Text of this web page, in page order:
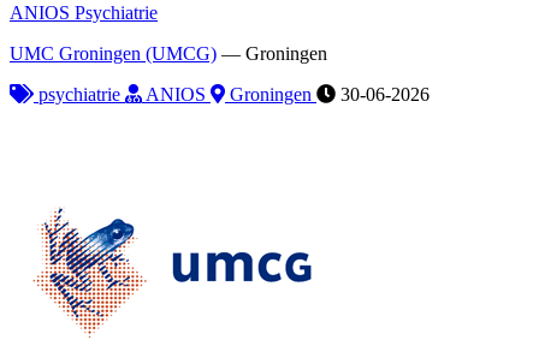
ANIOS Psychiatrie
UMC Groningen (UMCG) — Groningen
psychiatrie
ANIOS Groningen 30-06-2026